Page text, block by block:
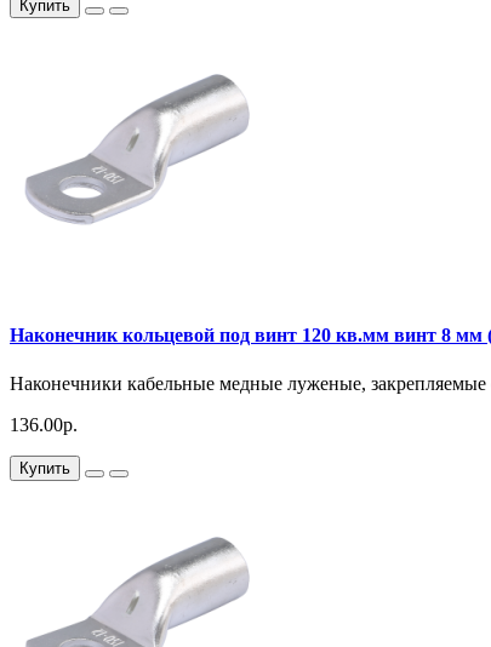
Купить
Наконечник кольцевой под винт 120 кв.мм винт 8
Наконечники кабельные медные луженые, закрепляемые
136.00р.
Купить